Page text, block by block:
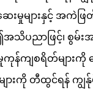
းမှုများနှင့် အကဲဖြ
သိပညာဖြင့်၊ စွမ်း
န်ကျစရိတ်များကို
ားကို တီထွင်ရန် က